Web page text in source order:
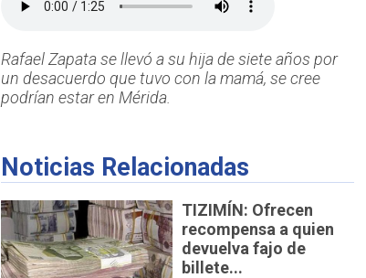
Rafael Zapata se llevó a su hija de siete años por
un desacuerdo que tuvo con la mamá, se cree
podrían estar en Mérida.
Noticias Relacionadas
TIZIMÍN: Ofrecen
recompensa a quien
devuelva fajo de
billete...